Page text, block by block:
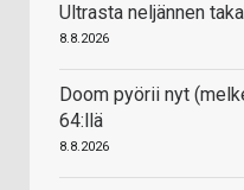
Ultrasta neljännen
8.8.2026
Doom pyörii nyt
64:llä
8.8.2026